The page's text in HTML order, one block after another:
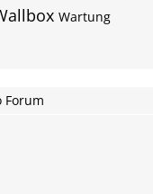
Wartung
Forum